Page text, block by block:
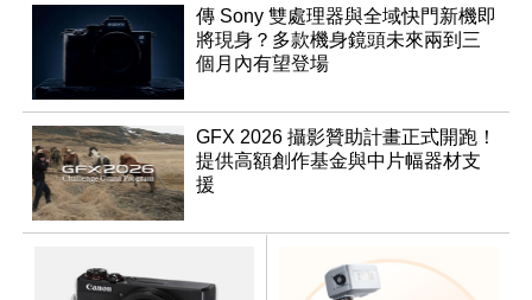
傳 Sony 雙處理器與全域快門新機即
將現身？多款機身鏡頭未來兩到三
個月內有望登場
GFX 2026 攝影贊助計畫正式開跑！
提供高額創作基金與中片幅器材支
援